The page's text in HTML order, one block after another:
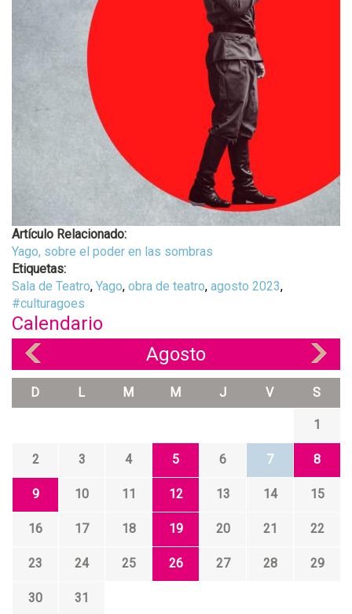
Artículo Relacionado:
Yago, sobre el poder en las sombras
Etiquetas:
Sala de Teatro, Yago, obra de teatro, agosto 2023,
#culturagoes
Calendario
Agosto
D L M M J V S
1
2 3 4 5 6 7 8
9 10 11 12 13 14 15
16 17 18 19 20 21 22
23 24 25 26 27 28 29
30
31